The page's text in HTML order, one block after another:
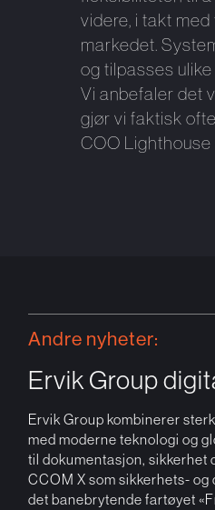
videre, i takt
markedet.
og tilpasses
Vi anbefaler det
gjør vi faktisk
COO Lighthouse
Andre nyheter:
Ervik Group
Ervik Group kombinerer
med moderne teknologi og
til dokumentasjon, sikkerhet
CCOM X som sikkerhets-
det banebrytende fartøyet